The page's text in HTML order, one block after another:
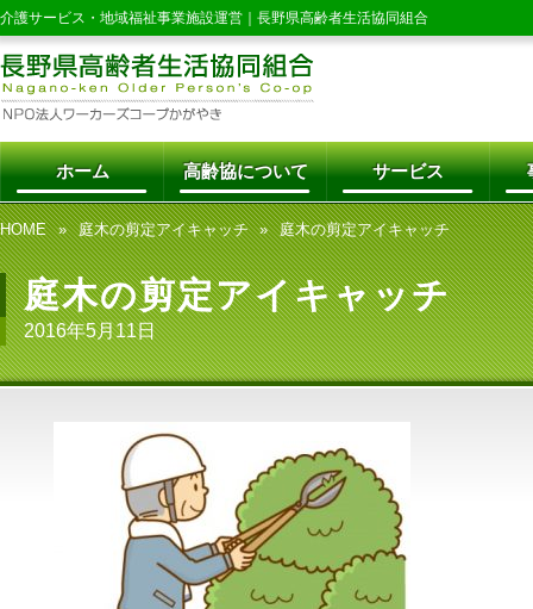
介護サービス・地域福祉事業施設運営｜ 長野県高齢者生活協同組合
ホーム 高齢協について サービス
HOME 庭木の剪定アイキャッチ 庭木の剪定アイキャッチ
庭木の剪定アイキャッチ
2016年5月11日